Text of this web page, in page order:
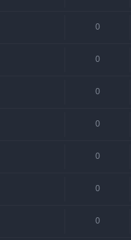
0
0
0
0
0
0
0